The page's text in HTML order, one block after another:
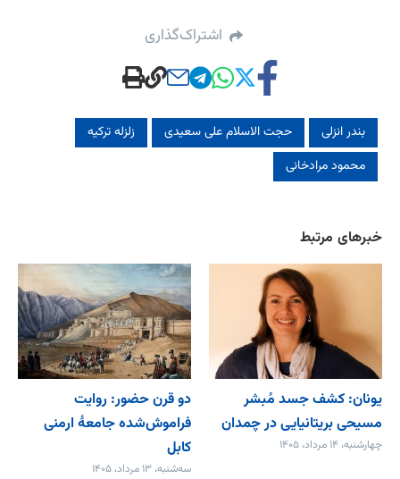
اشتراک‌گذاری
بندر انزلی حجت الاسلام علی سعیدی
زلزله ترکیه
محمود مرادخانی
خبرهای مرتبط
یونان: کشف جسد مُبشر
مسیحی بریتانیایی در چمدان
چهارشنبه، ۱۴ مرداد، ۱۴۰۵
دو قرن حضور: روایت
فراموش‌شده جامعۀ ارمنی
کابل
سه‌شنبه، ۱۳ مرداد، ۱۴۰۵